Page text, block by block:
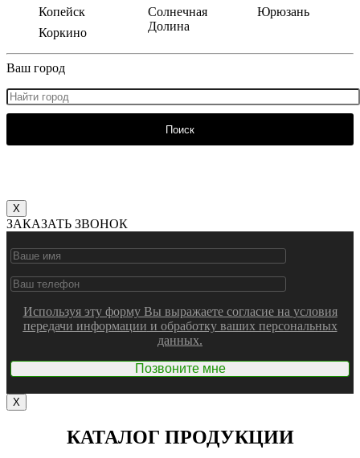
Копейск
Коркино
Солнечная
Долина
Юрюзань
Ваш город
Поиск
X
ЗАКАЗАТЬ ЗВОНОК
Используя эту форму Вы выражаете согласие на условия
передачи информации и обработку ваших персональных
данных.
X
КАТАЛОГ ПРОДУКЦИИ